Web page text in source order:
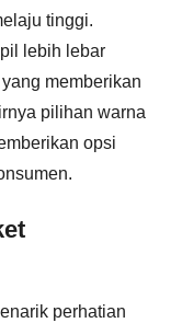
tinggi.
lebih lebar
memberikan
pilihan warna
opsi
perhatian